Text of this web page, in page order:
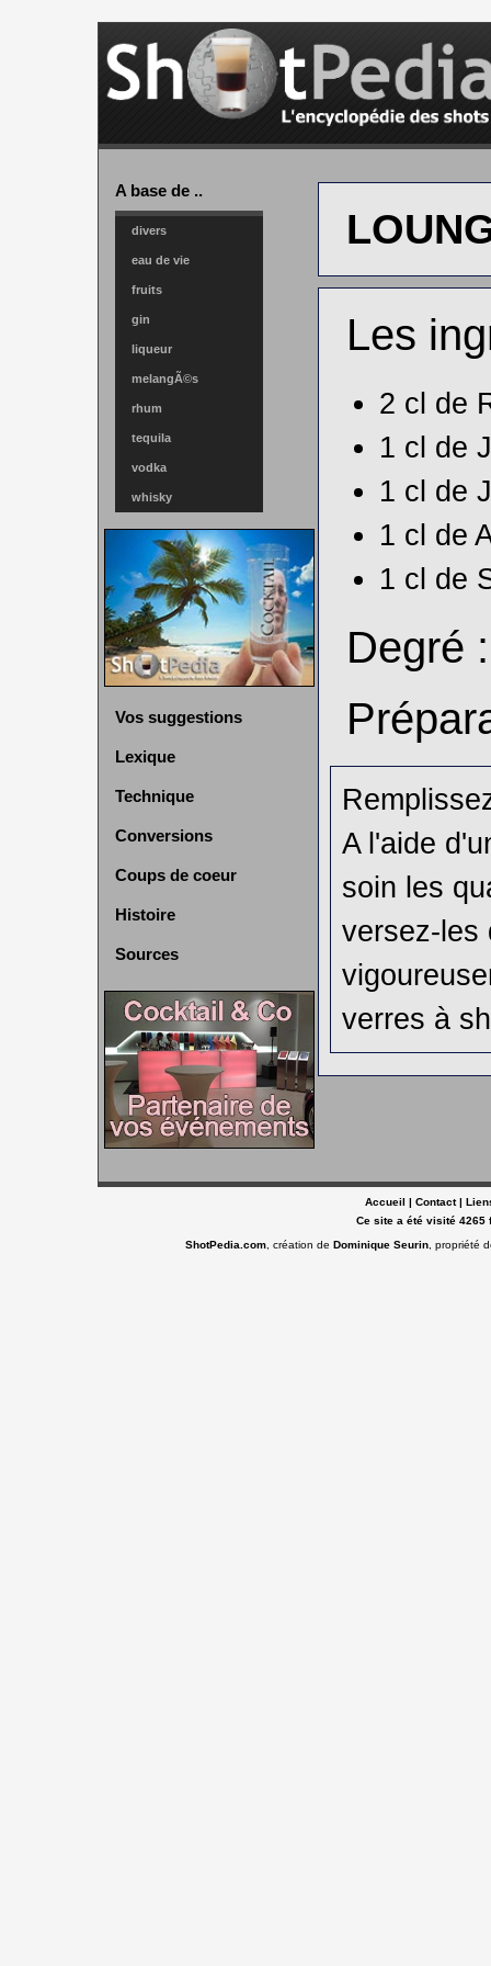
A base de ..
divers
eau de vie
fruits
gin
liqueur
melangÃ©s
rhum
tequila
vodka
whisky
Vos suggestions
Lexique
Technique
Conversions
Coups de coeur
Histoire
Sources
Les
2 cl de
1 cl de
1 cl de
1 cl de
1 cl de
Degré
A l'aide
soin les
versez-les
verres à
Accueil | Contact|
Ce site a été visité 4265
ShotPedia.com , création deDominique Seurin , propriété